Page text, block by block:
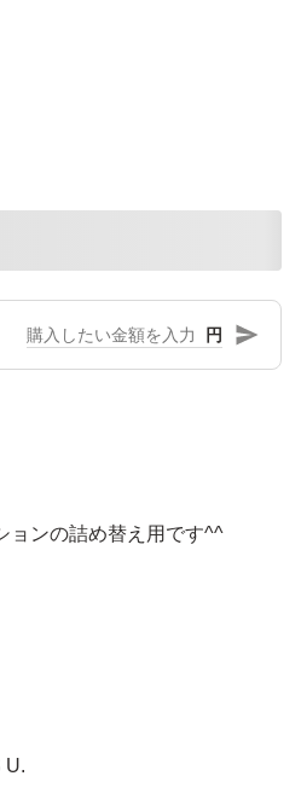
円
ョンの詰め替え用です^^
U.